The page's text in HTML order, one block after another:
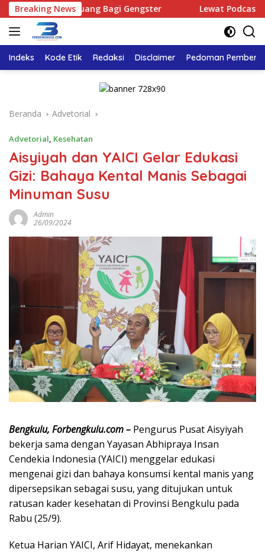
Langsung
ke
konten
Breaking News
Ada Ruang Bagi Gengster Lewat Podcast Tribun
Indeks Kode Etik Redaksi Disclaimer Pedoman
Beranda Advetorial
Advetorial, Kesehatan
Aisyiyah dan YAICI Gelar Edukasi
Gizi: Bahaya Kental Manis Sebagai
Minuman Susu
Admin
26/09/2024
Bengkulu, Forbengkulu.com – Pengurus Pusat Aisyiyah
bekerja sama dengan Yayasan Abhipraya Insan
Cendekia Indonesia (YAICI) menggelar edukasi
mengenai gizi dan bahaya konsumsi kental manis yang
dipersepsikan sebagai susu, yang ditujukan untuk
ratusan kader kesehatan di Provinsi Bengkulu pada
Rabu (25/9).
Ketua Harian YAICI, Arif Hidayat, menekankan